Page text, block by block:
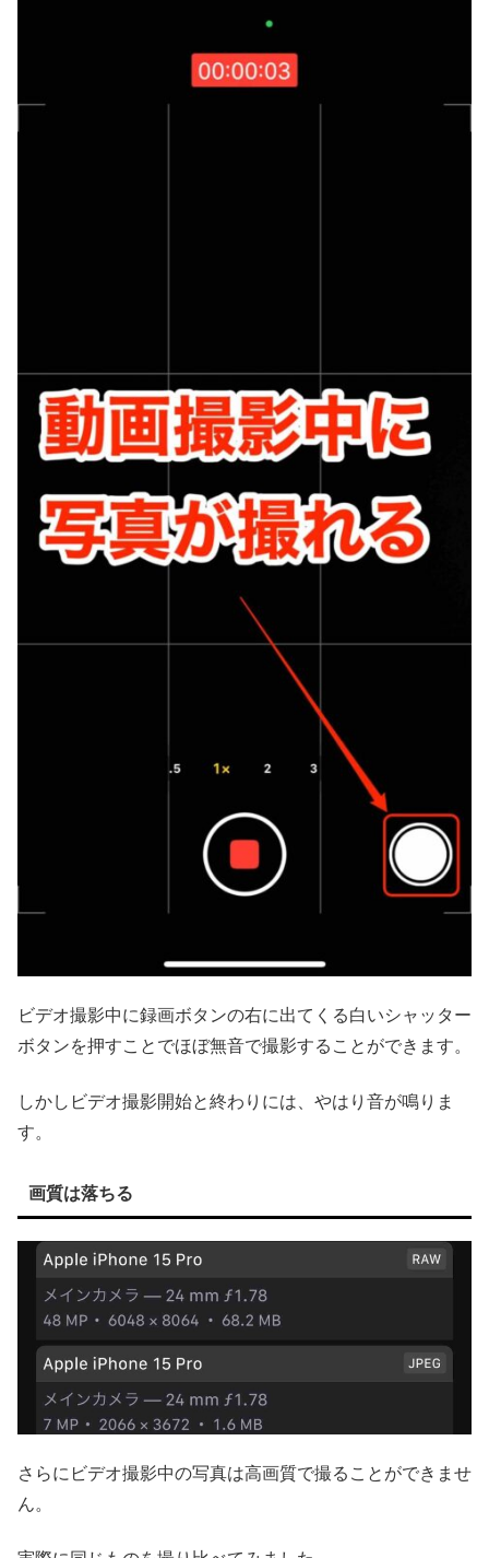
ビデオ撮影中に録画ボタンの右に出てくる白いシャッター
ボタンを押すことでほぼ無音で撮影することができます。
しかしビデオ撮影開始と終わりには、やはり音が鳴りま
す。
画質は落ちる
さらにビデオ撮影中の写真は高画質で撮ることができませ
ん。